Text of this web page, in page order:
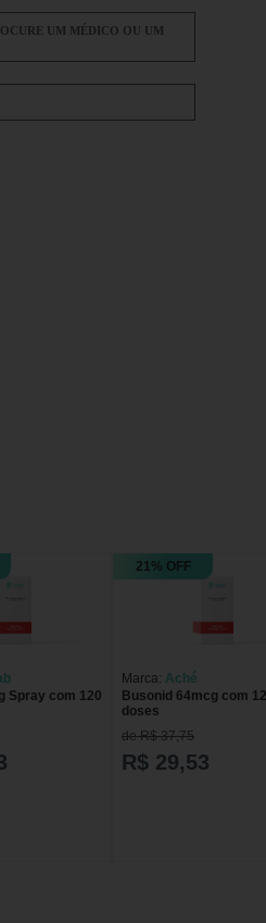
UM MÉDICO OU UM
Spray com 120
21% OFF
Marca: Aché
Busonid 64mcg com
doses
de R$ 37,75
R$ 29,53